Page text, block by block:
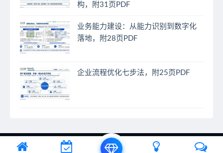
构，附31页PDF
业务能力建设：从能力识别到数字化
落地，附28页PDF
企业流程优化七步法，附25页PDF